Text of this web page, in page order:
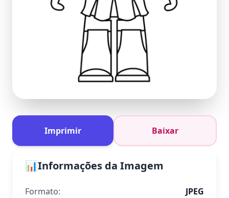
Imprimir Baixar
📊Informações da Imagem
Formato: JPEG